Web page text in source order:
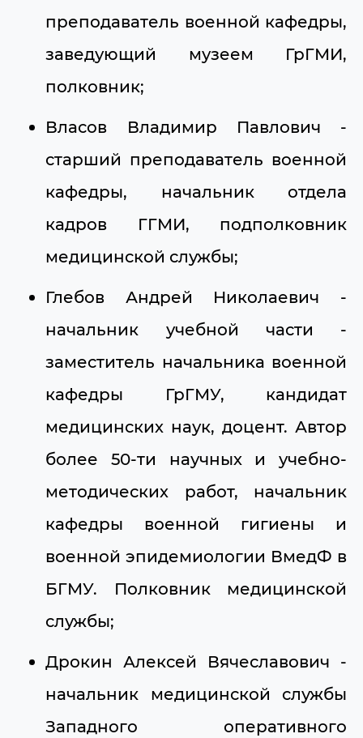
преподаватель военной кафедры,
заведующий музеем ГрГМИ,
полковник;
Власов Владимир Павлович -
старший преподаватель военной
кафедры, начальник отдела
кадров ГГМИ, подполковник
медицинской службы;
Глебов Андрей Николаевич -
начальник учебной части -
заместитель начальника военной
кафедры ГрГМУ, кандидат
медицинских наук, доцент. Автор
более 50-ти научных и учебно-
методических работ, начальник
кафедры военной гигиены и
военной эпидемиологии ВмедФ в
БГМУ. Полковник медицинской
службы;
Дрокин Алексей Вячеславович -
начальник медицинской службы
Западного оперативного